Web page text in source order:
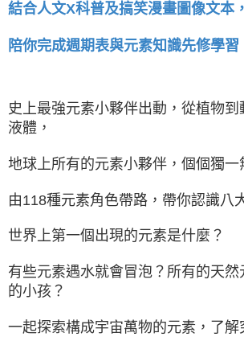
結合人文X科普及搞笑漫畫圖像文本，
陪你完成週期表與元素知識先修學習
史上最強元素小夥伴出動，從植物到
液體，
地球上所有的元素小夥伴，個個獨一
由118種元素角色帶路，帶你認識八
世界上第一個出現的元素是什麼？
有些元素遇水就會冒泡？所有的天然
的小孩？
一起探索構成宇宙萬物的元素，了